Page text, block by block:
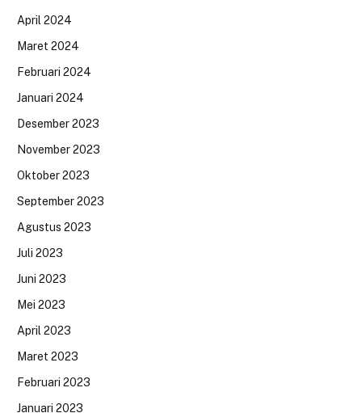
April 2024
Maret 2024
Februari 2024
Januari 2024
Desember 2023
November 2023
Oktober 2023
September 2023
Agustus 2023
Juli 2023
Juni 2023
Mei 2023
April 2023
Maret 2023
Februari 2023
Januari 2023